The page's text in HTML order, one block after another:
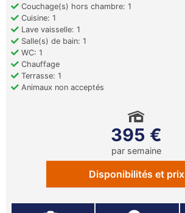
Couchage(s) hors chambre: 1
Cuisine: 1
Lave vaisselle: 1
Salle(s) de bain: 1
WC: 1
Chauffage
Terrasse: 1
Animaux non acceptés
395 €
par semaine
Disponibilités et prix